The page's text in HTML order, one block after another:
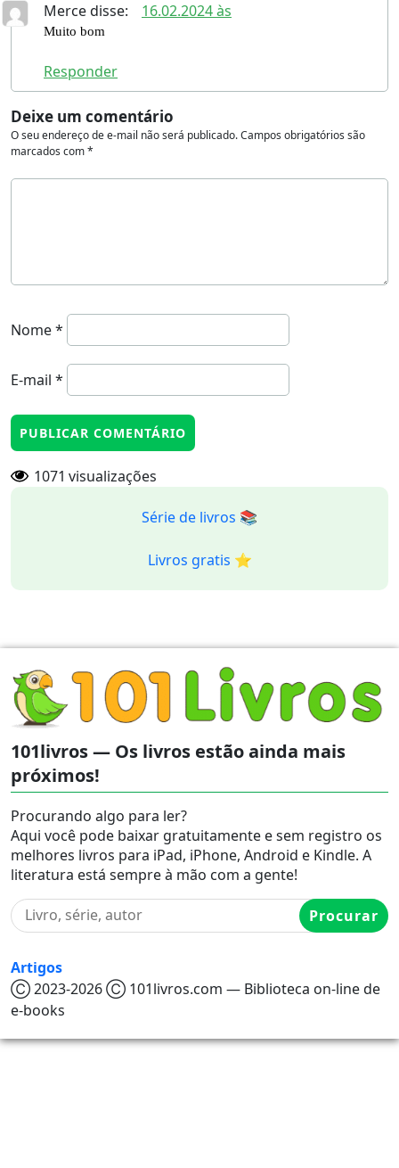
Mercedisse: 16.02.2024 às
Muito bom
Responder
Deixe um comentário
O seu endereço de e-mail não será publicado.Campos obrigatórios são
marcados com*
Nome*
E-mail *
1071 visualizações
Série de livros 📚
Livros gratis ⭐️
101livros — Os livros estão ainda mais
próximos!
Procurando algo para ler?
Aqui você pode baixar gratuitamente e sem registro os
melhores livros para iPad, iPhone, Android e Kindle. A
literatura está sempre à mão com a gente!
Procurar
Artigos
Ⓒ 2023-2026 Ⓒ 101livros.com — Biblioteca on-line de
e-books